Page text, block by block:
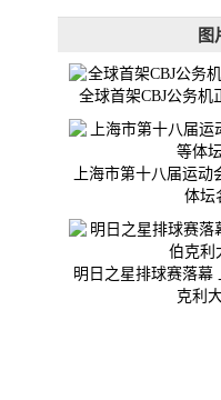
图
全球首架CBJ公务机
上海市第十八届运
体坛
明日之星排球赛落幕
克利